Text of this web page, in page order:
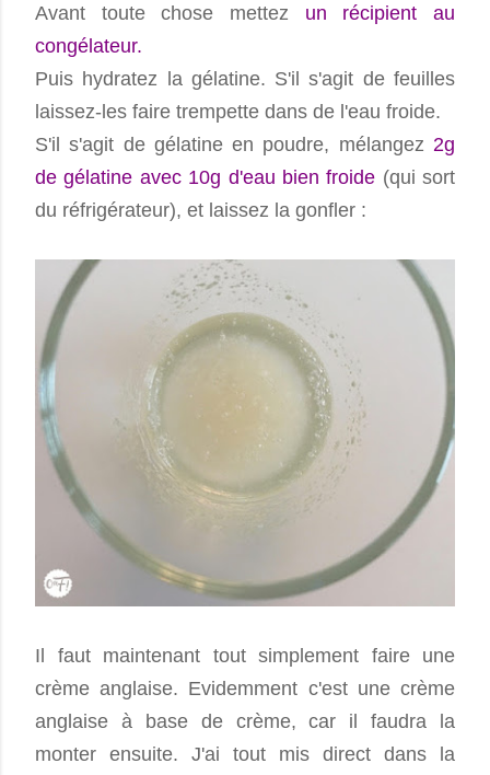
Avant toute chose mettez un récipient au
congélateur.
Puis hydratez la gélatine. S'il s'agit de feuilles
laissez-les faire trempette dans de l'eau froide.
S'il s'agit de gélatine en poudre, mélangez 2g
de gélatine avec 10g d'eau bien froide (qui sort
du réfrigérateur), et laissez la gonfler :
Il faut maintenant tout simplement faire une
crème anglaise. Evidemment c'est une crème
anglaise à base de crème, car il faudra la
monter ensuite. J'ai tout mis direct dans la